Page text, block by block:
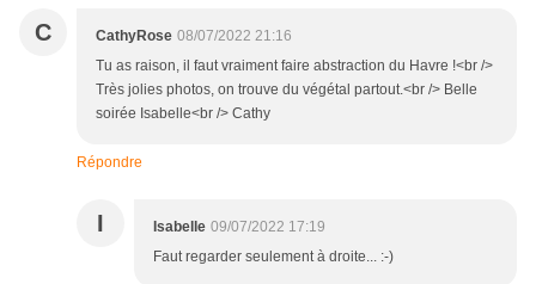
C CathyRose 08/07/2022 21:16
Tu as raison, il faut vraiment faire abstraction du Havre !<br />
Très jolies photos, on trouve du végétal partout.<br /> Belle
soirée Isabelle<br /> Cathy
Répondre
I Isabelle 09/07/2022 17:19
Faut regarder seulement à droite... :-)